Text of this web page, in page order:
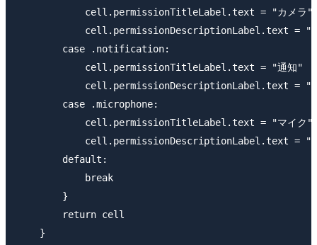
            cell.permissionTitleLabel.text = "カメラ"
cell.permissionDescriptionLabel.text = "写
        case .notification:
            cell.permissionTitleLabel.text = "通知"
cell.permissionDescriptionLabel.text = "通
        case .microphone:
            cell.permissionTitleLabel.text = "マイク"
cell.permissionDescriptionLabel.text = "音
        default:
            break
        }
        return cell